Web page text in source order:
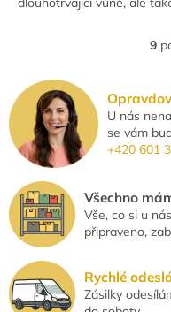
interiéru. Nádherná
lahev s dřevěným
9
U nás
se vám
+420 601
Všechno
Vše, co si u
připraveno,
Rychlé
Zásilky